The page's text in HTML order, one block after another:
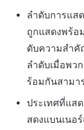
ลำดับการแส
ถูกแสดงพร้อ
ดับความสำคั
ลำดับเมื่อพว
ร้อมกันสามา
ประเทศที่แส
สดงแบนเนอ